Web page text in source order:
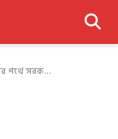
পথে সরক...